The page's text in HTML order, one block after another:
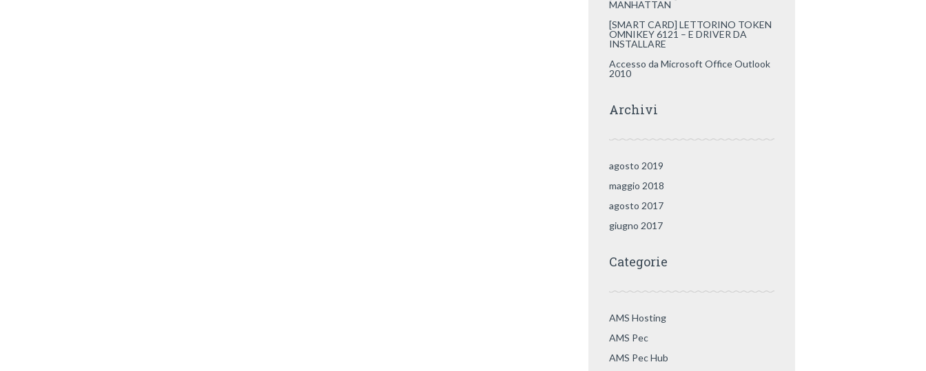
MANHATTAN
[SMART CARD] LETTORINO TOKEN
OMNIKEY 6121 – E DRIVER DA
INSTALLARE
Accesso da Microsoft Office Outlook
2010
Archivi
agosto 2019
maggio 2018
agosto 2017
giugno 2017
Categorie
AMS Hosting
AMS Pec
AMS Pec Hub